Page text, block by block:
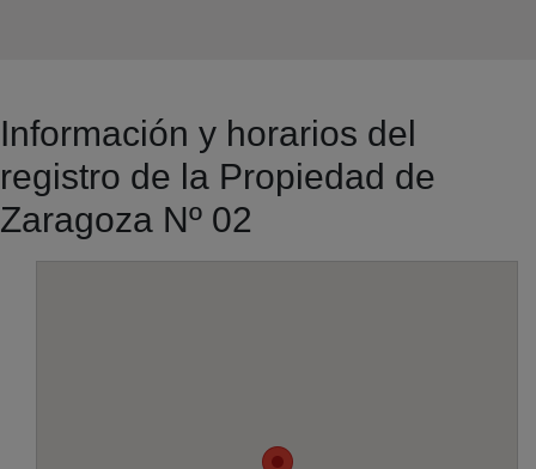
Información y horarios del
registro de la Propiedad de
Zaragoza Nº 02